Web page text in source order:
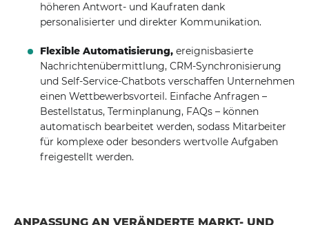
höheren Antwort- und Kaufraten dank
personalisierter und direkter Kommunikation.
Flexible Automatisierung,ereignisbasierte
Nachrichtenübermittlung, CRM-Synchronisierung
und Self-Service-Chatbots verschaffen Unternehmen
einen Wettbewerbsvorteil. Einfache Anfragen –
Bestellstatus, Terminplanung, FAQs – können
automatisch bearbeitet werden, sodass Mitarbeiter
für komplexe oder besonders wertvolle Aufgaben
freigestellt werden.
ANPASSUNG AN VERÄNDERTE MARKT- UND